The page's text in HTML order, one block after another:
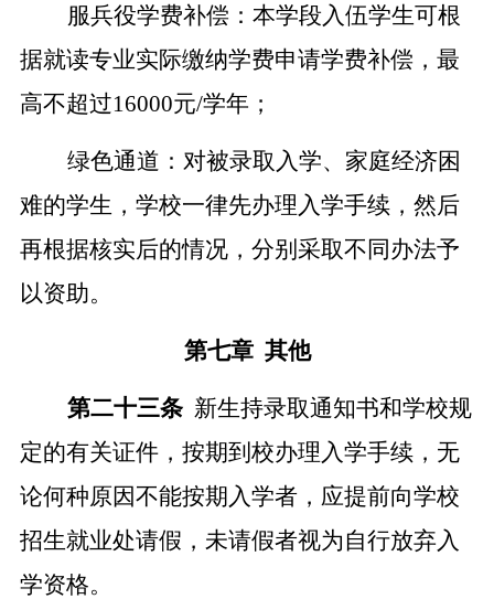
服兵役学费补偿：本学段入伍学生可根
据就读专业实际缴纳学费申请学费补偿，最
高不超过16000元/学年；
绿色通道：对被录取入学、家庭经济困
难的学生，学校一律先办理入学手续，然后
再根据核实后的情况，分别采取不同办法予
以资助。
第七章 其他
第二十三条 新生持录取通知书和学校规
定的有关证件，按期到校办理入学手续，无
论何种原因不能按期入学者，应提前向学校
招生就业处请假，未请假者视为自行放弃入
学资格。